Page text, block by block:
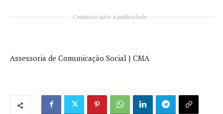
Continua após a publicidade..
Assessoria de Comunicação Social | CMA